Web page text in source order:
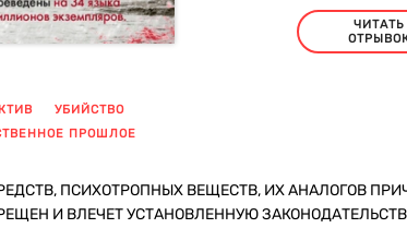
УБИЙСТВО
ПРОШЛОЕ
ЧИТАТЬ
ПСИХОТРОПНЫХ ВЕЩЕСТВ, ИХ АНАЛОГОВ
И ВЛЕЧЕТ УСТАНОВЛЕННУЮ